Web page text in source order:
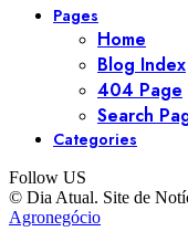
Pages
Home
Blog Index
404 Page
Search
Categories
Follow US
© Dia Atual. Site de
Agronegócio